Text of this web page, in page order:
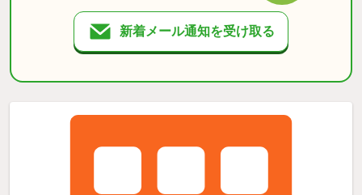
新着メール通知を受け取る